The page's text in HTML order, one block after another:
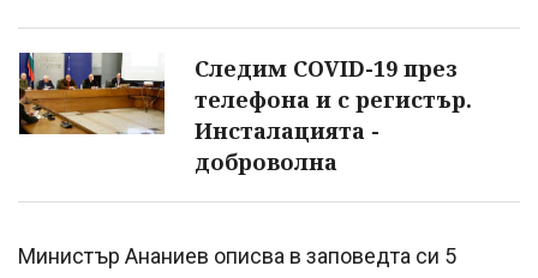
Следим COVID-19 през
телефона и с регистър.
Инсталацията -
доброволна
Министър Ананиев описва в заповедта си 5